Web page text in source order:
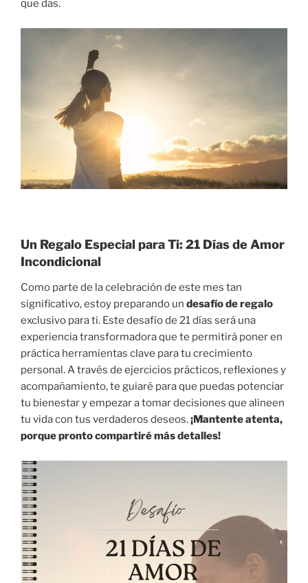
que das.
Un Regalo Especial para Ti: 21 Días de Amor
Incondicional
Como parte de la celebración de este mes tan
significativo, estoy preparando un desafío de regalo
exclusivo para ti. Este desafío de 21 días será una
experiencia transformadora que te permitirá poner en
práctica herramientas clave para tu crecimiento
personal. A través de ejercicios prácticos, reflexiones y
acompañamiento, te guiaré para que puedas potenciar
tu bienestar y empezar a tomar decisiones que alineen
tu vida con tus verdaderos deseos.¡Mantente atenta,
porque pronto compartiré más detalles!